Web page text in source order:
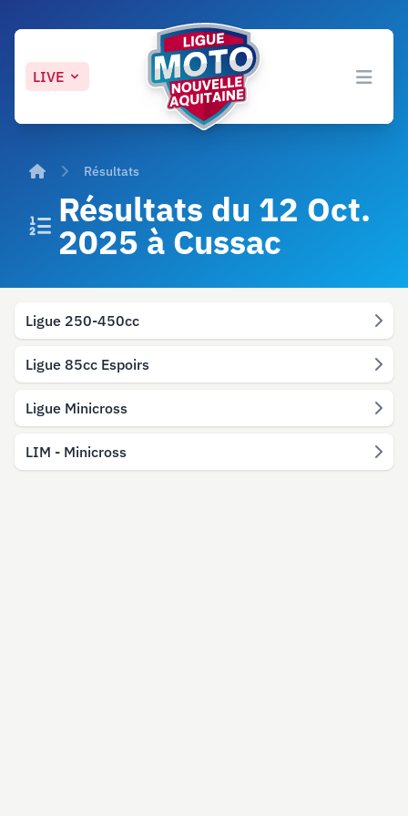
LIVE
Open
AccueilRésultats
Résultats du 12 Oct.
2025 à Cussac
Ligue 250-450cc
Ligue 85cc Espoirs
Ligue Minicross
LIM - Minicross